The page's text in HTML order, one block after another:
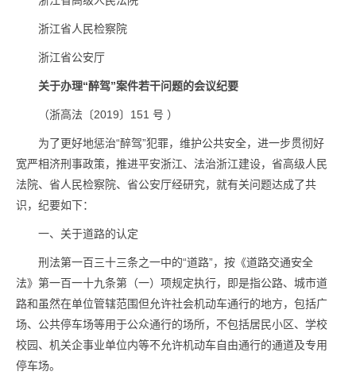
浙江省人民检察院
浙江省公安厅
关于办理“醉驾”案件若干问题的会议纪要
（浙高法〔2019〕151 号 ）
为了更好地惩治“醉驾”犯罪，维护公共安全，进一步贯彻好
宽严相济刑事政策，推进平安浙江、法治浙江建设，省高级人民
法院、省人民检察院、省公安厅经研究，就有关问题达成了共
识，纪要如下：
一、关于道路的认定
刑法第一百三十三条之一中的“道路”，按《道路交通安全
法》第一百一十九条第（一）项规定执行，即是指公路、城市道
路和虽然在单位管辖范围但允许社会机动车通行的地方，包括广
场、公共停车场等用于公众通行的场所，不包括居民小区、学校
校园、机关企事业单位内等不允许机动车自由通行的通道及专用
停车场。